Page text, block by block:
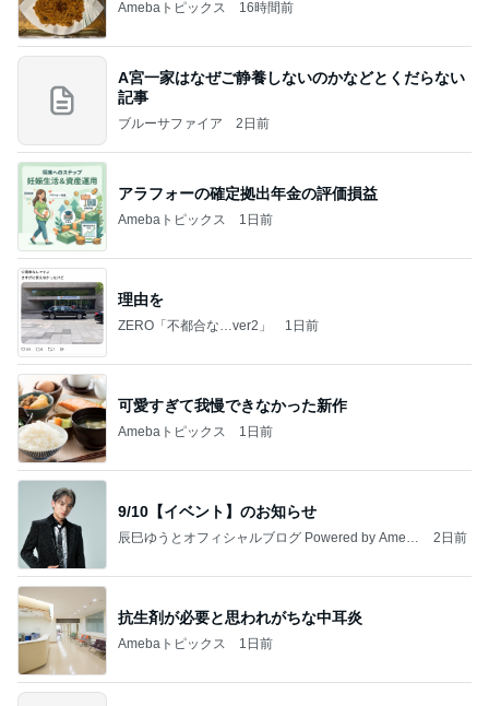
Amebaトピックス 16時間前
A宮一家はなぜご静養しないのかなどとくだらない
記事
ブルーサファイア 2日前
アラフォーの確定拠出年金の評価損益
Amebaトピックス 1日前
理由を
ZERO「不都合な…ver2」 1日前
可愛すぎて我慢できなかった新作
Amebaトピックス 1日前
9/10【イベント】のお知らせ
辰巳ゆうとオフィシャルブログ Powered by Ameb
2日前
抗生剤が必要と思われがちな中耳炎
Amebaトピックス 1日前